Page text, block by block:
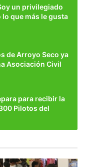
un privilegiado
que más le gusta
de Arroyo Seco ya
Asociación Civil
para recibir la
Pilotos del